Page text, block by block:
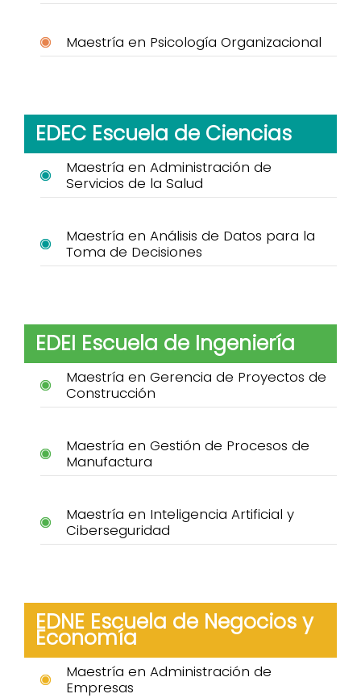
Maestría en Psicología Organizacional
EDEC Escuela de Ciencias
Maestría en Administración de
Servicios de la Salud
Maestría en Análisis de Datos para la
Toma de Decisiones
EDEI Escuela de Ingeniería
Maestría en Gerencia de Proyectos de
Construcción
Maestría en Gestión de Procesos de
Manufactura
Maestría en Inteligencia Artificial y
Ciberseguridad
EDNE Escuela de Negocios y
Economía
Maestría en Administración de
Empresas